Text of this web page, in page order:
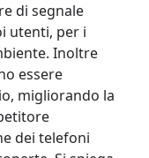
di segnale
utenti, per i
Inoltre
essere
migliorando la
dei telefoni